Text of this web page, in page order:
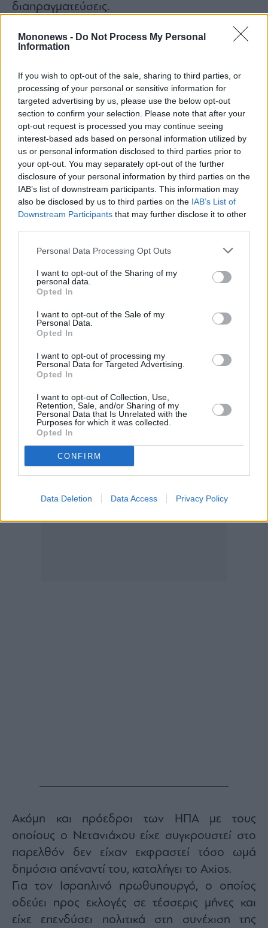
Mononews - Do Not Process My Personal
Information
If you wish to opt-out of the sale, sharing to third parties, or
processing of your personal or sensitive information for
targeted advertising by us, please use the below opt-out
section to confirm your selection. Please note that after your
opt-out request is processed you may continue seeing
interest-based ads based on personal information utilized by
us or personal information disclosed to third parties prior to
your opt-out. You may separately opt-out of the further
disclosure of your personal information by third parties on the
IAB’s list of downstream participants. This information may
also be disclosed by us to third parties on the IAB’s List of
Downstream Participants that may further disclose it to other
Personal Data Processing Opt Outs
I want to opt-out of the Sharing of my
personal data.
Opted In
I want to opt-out of the Sale of my
Personal Data.
Opted In
I want to opt-out of processing my
Personal Data for Targeted Advertising.
Opted In
I want to opt-out of Collection, Use,
Retention, Sale, and/or Sharing of my
Personal Data that Is Unrelated with the
Purposes for which it was collected.
Opted In
CONFIRM
Data Deletion Data Access Privacy Policy
διαπραγματεύσεις.
Η μεγαλύτερη ανησυχία του Ισραήλ αφορά τις
μνημόνιο αναφέρει ότι η κατάπαυση του
πυρός περιλαμβάνει και τις συγκρούσεις
μεταξύ Ισραήλ και Χεζμπολάχ, ενώ στο
πλαίσιο μιας οριστικής συμφωνίας
προβλέπεται αποχώρηση των ισραηλινών
δυνάμεων από τον νότιο Λίβανο.
Σύμβουλος του Νετανιάχου ξεκαθάρισε στο
Axios ότι το Ισραήλ δεν θεωρεί πως
δεσμεύεται από αυτό το σκέλος της
αποχωρήσει εάν προηγουμένως δεν
αφοπλιστεί η Χεζμπολάχ.
Ο ίδιος ο Τραμπ παραδέχθηκε δημοσίως ότι
για το ζήτημα του Λιβάνου, ενώ άσκησε εκ
νέου κριτική στις ισραηλινές επιχειρήσεις,
δηλώνοντας ότι δεν είναι αποδεκτό «να
γκρεμίζεται μια πολυκατοικία κάθε φορά που
Ακόμη και πρόεδροι των ΗΠΑ με τους
οποίους ο Νετανιάχου είχε συγκρουστεί στο
παρελθόν δεν είχαν εκφραστεί τόσο ωμά
δημόσια απέναντί του, καταλήγει το Axios.
Για τον Ισραηλινό πρωθυπουργό, ο οποίος
οδεύει προς εκλογές σε τέσσερις μήνες και
είχε επενδύσει πολιτικά στη συνέχιση της